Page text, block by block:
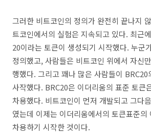
그러한 비트코인의 정의가 완전히 끝나지
트코인에서의 실험은 지속되고 있다. 최근
20이라는 토큰이 생성되기 시작했다. 누군
정의했고, 사람들은 비트코인 위에서 자신
행했다. 그리고 꽤나 많은 사람들이 BRC20
사작했다. BRC20은 이더리움의 표준 토큰
차용했다. 비트코인이 먼저 개발되고 그다
였는데 이제는 이더리움에서의 토큰표준의
차용하기 시작한 것이다.